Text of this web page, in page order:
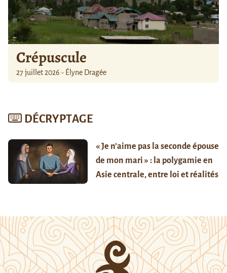
Crépuscule
27 juillet 2026 - Élyne Dragée
DÉCRYPTAGE
« Je n’aime pas la seconde épouse
de mon mari » : la polygamie en
Asie centrale, entre loi et réalités